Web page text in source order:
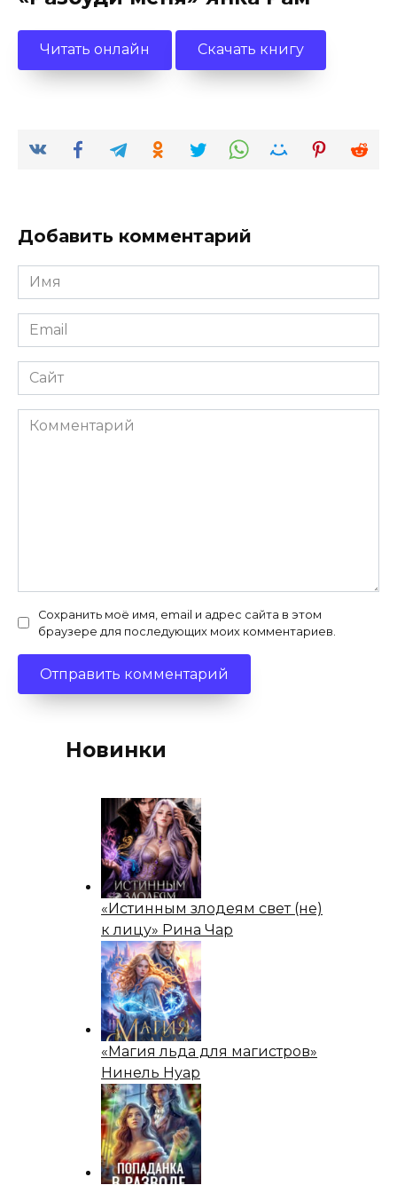
Читать онлайн Скачать книгу
Добавить комментарий
Имя
*
Email
*
Сайт
Комментарий
Сохранить моё имя, email и адрес сайта в этом
браузере для последующих моих комментариев.
Новинки
«Истинным злодеям свет (не)
к лицу» Рина Чар
«Магия льда для магистров»
Нинель Нуар